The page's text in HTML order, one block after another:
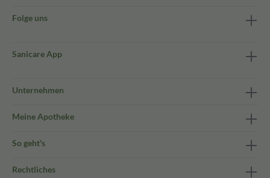
Folge uns
Sanicare App
Unternehmen
Meine Apotheke
So geht's
Rechtliches